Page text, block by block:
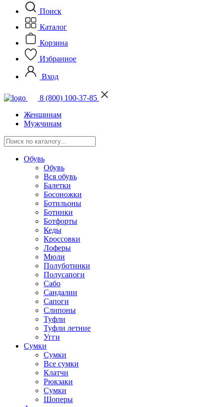
Поиск
Каталог
Корзина
Избранное
Вход
8 (800) 100-37-85
Женщинам
Мужчинам
Обувь
Обувь
Вся обувь
Балетки
Босоножки
Ботильоны
Ботинки
Ботфорты
Кеды
Кроссовки
Лоферы
Мюли
Полуботинки
Полусапоги
Сабо
Сандалии
Сапоги
Слипоны
Туфли
Туфли летние
Угги
Сумки
Сумки
Все сумки
Клатчи
Рюкзаки
Сумки
Шоперы